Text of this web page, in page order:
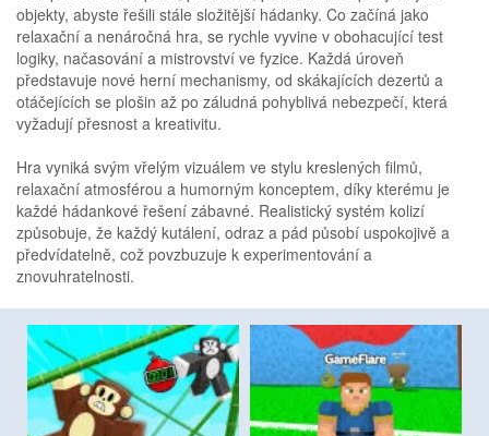
objekty, abyste řešili stále složitější hádanky. Co začíná jako
relaxační a nenáročná hra, se rychle vyvine v obohacující test
logiky, načasování a mistrovství ve fyzice. Každá úroveň
představuje nové herní mechanismy, od skákajících dezertů a
otáčejících se plošin až po záludná pohyblivá nebezpečí, která
vyžadují přesnost a kreativitu.
Hra vyniká svým vřelým vizuálem ve stylu kreslených filmů,
relaxační atmosférou a humorným konceptem, díky kterému je
každé hádankové řešení zábavné. Realistický systém kolizí
způsobuje, že každý kutálení, odraz a pád působí uspokojivě a
předvídatelně, což povzbuzuje k experimentování a
znovuhratelnosti.